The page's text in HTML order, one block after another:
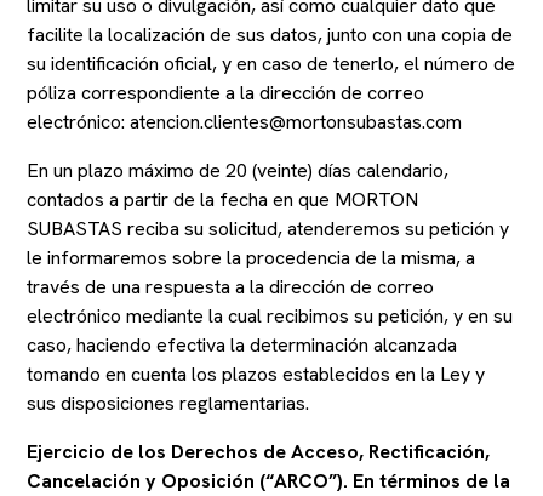
limitar su uso o divulgación, así como cualquier dato que
facilite la localización de sus datos, junto con una copia de
su identificación oficial, y en caso de tenerlo, el número de
póliza correspondiente a la dirección de correo
electrónico: atencion.clientes@mortonsubastas.com
En un plazo máximo de 20 (veinte) días calendario,
contados a partir de la fecha en que MORTON
SUBASTAS reciba su solicitud, atenderemos su petición y
le informaremos sobre la procedencia de la misma, a
través de una respuesta a la dirección de correo
electrónico mediante la cual recibimos su petición, y en su
caso, haciendo efectiva la determinación alcanzada
tomando en cuenta los plazos establecidos en la Ley y
sus disposiciones reglamentarias.
Ejercicio de los Derechos de Acceso, Rectificación,
Cancelación y Oposición (“ARCO”). En términos de la